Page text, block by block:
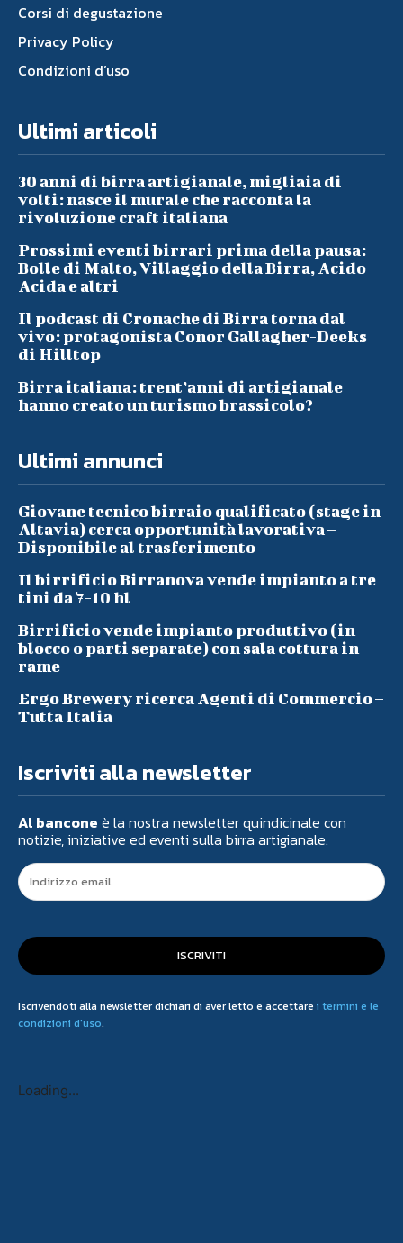
Corsi di degustazione
Privacy Policy
Condizioni d’uso
Ultimi articoli
30 anni di birra artigianale, migliaia di
volti: nasce il murale che racconta la
rivoluzione craft italiana
Prossimi eventi birrari prima della pausa:
Bolle di Malto, Villaggio della Birra, Acido
Acida e altri
Il podcast di Cronache di Birra torna dal
vivo: protagonista Conor Gallagher-Deeks
di Hilltop
Birra italiana: trent’anni di artigianale
hanno creato un turismo brassicolo?
Ultimi annunci
Giovane tecnico birraio qualificato (stage in
Altavia) cerca opportunità lavorativa –
Disponibile al trasferimento
Il birrificio Birranova vende impianto a tre
tini da 7-10 hl
Birrificio vende impianto produttivo (in
blocco o parti separate) con sala cottura in
rame
Ergo Brewery ricerca Agenti di Commercio –
Tutta Italia
Iscriviti alla newsletter
Al bancone è la nostra newsletter quindicinale con
notizie, iniziative ed eventi sulla birra artigianale.
ISCRIVITI
Iscrivendoti alla newsletter dichiari di aver letto e accettare i termini e le
condizioni d'uso.
Loading...